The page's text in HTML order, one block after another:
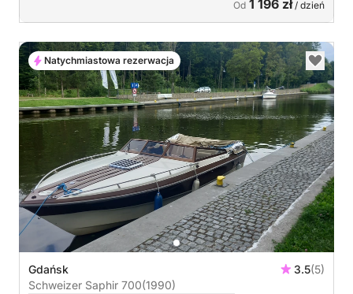
Od 1 196 zł/ dzień
Gdańsk 3.5(5)
Schweizer Saphir 700(1990)
Natychmiastowa rezerwacja